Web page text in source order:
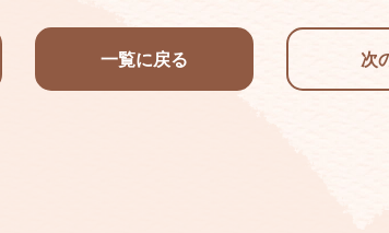
一覧に戻る 次